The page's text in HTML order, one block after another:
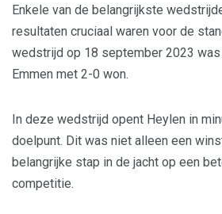
Enkele van de belangrijkste
resultaten cruciaal waren voor de
wedstrijd op 18 september 2023 was
Emmen met 2-0 won.
In deze wedstrijd opent Heylen in
doelpunt. Dit was niet alleen een
belangrijke stap in de jacht op een
competitie.